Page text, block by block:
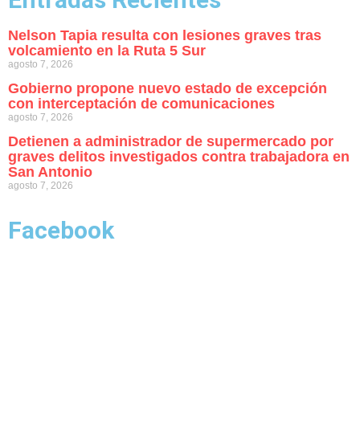
Nelson Tapia resulta con lesiones graves tras
volcamiento en la Ruta 5 Sur
agosto 7, 2026
Gobierno propone nuevo estado de excepción
con interceptación de comunicaciones
agosto 7, 2026
Detienen a administrador de supermercado por
graves delitos investigados contra trabajadora en
San Antonio
agosto 7, 2026
Facebook